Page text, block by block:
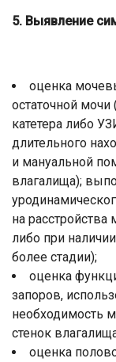
5. Выявление
оценка
остаточной
катетера либо
длительного
и мануальной
влагалища);
на
либо при
более стадии);
оценка
запоров,
необходимость
стенок
оценка